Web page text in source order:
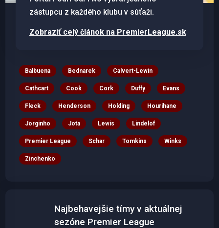
zástupcu z každého klubu v súťaži.
Zobraziť celý článok na PremierLeague.sk
Balbuena Bednarek Calvert-Lewin
Cathcart Cook Cork Duffy Evans
Fleck Henderson Holding Hourihane
Jorginho Jota Lewis Lindelof
Premier League Schar Tomkins Winks
Zinchenko
Najbehavejšie tímy v aktuálnej
sezóne Premier League